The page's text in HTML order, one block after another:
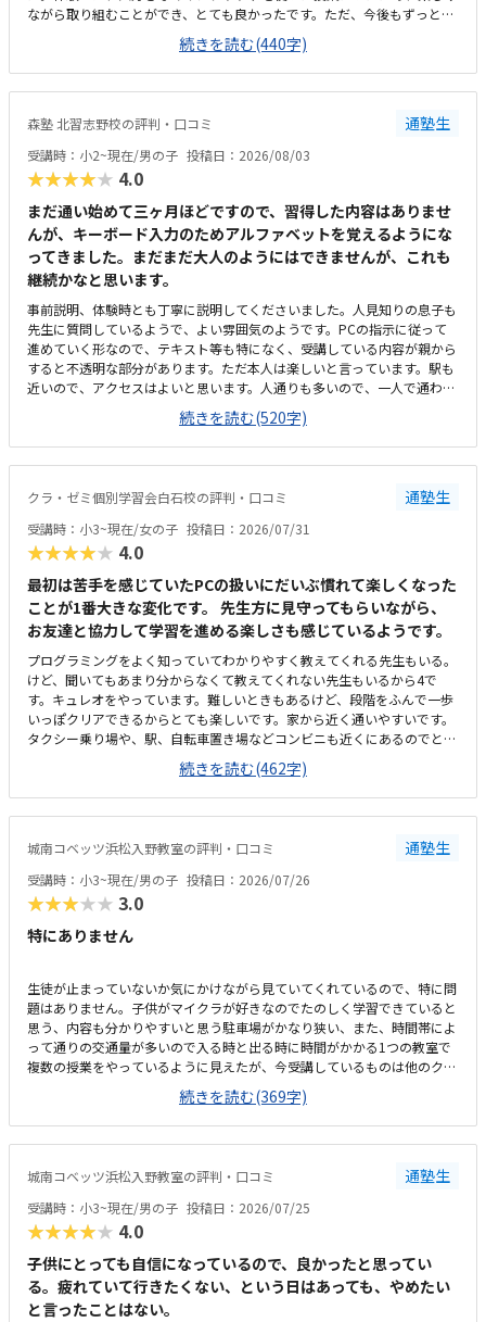
ながら取り組むことができ、とても良かったです。ただ、今後もずっとマ
インクラフトを使った内容ではないと伺ったので、その後も興味を持って
取り組めるかどうかは少し気になる点でした。教室は自宅から15分ほどの
距離にあり、通いやすいと感じました。また、駐車場もあるため、送り迎
えもしやすく、安心して通わせられる環境だと思いました。教室は一人ひ
分散しにくい工夫がされており、集中しやすい雰囲気だと感じました。月
4回（1回50分）で約12,000円という料金は、我が家にとってはやや高く
感じますが、プログラミング教室の相場を考えると、妥当な金額なのかな
と思いました。
続きを読む(440字)
森塾 北習志野校の評判・口コミ 通塾生
受講時：小2~現在/男の子 投稿日：2026/08/03
★★★★★ 4.0
まだ通い始めて三ヶ月ほどですので、習得した内容はありませ
んが、キーボード入力のためアルファベットを覚えるようにな
ってきました。まだまだ大人のようにはできませんが、これも
継続かなと思います。
事前説明、体験時とも丁寧に説明してくださいました。人見知りの息子も
先生に質問しているようで、よい雰囲気のようです。PCの指示に従って
進めていく形なので、テキスト等も特になく、受講している内容が親から
すると不透明な部分があります。ただ本人は楽しいと言っています。駅も
近いので、アクセスはよいと思います。人通りも多いので、一人で通わせ
てもそんなに問題ないかと思います。ただビルが少し古いので、子供から
すると怖いかもしれません。高校受験を主とする塾なので、小2の息子か
らすると静かかなと思います。ただそのぶん騒がずいるようなので、雰囲
気は悪くないと思います。プログラミングで一万円は安いと思います。た
体験のとき、PCの不具合でスタートが遅くなり、所定の時間よりも受講
時間が短くなってしまったことがありました。その際お電話いただき、少
し延長してもいいですかとご相談いただきました。時間がきたら終わり、
とせずにご対応いただけたのでうれしかったです。今のところ特にありま
せんが、授業内容が不透明なので習熟度がわからないところでしょうか。
ただ本人は楽しそうに通っています。特にありません。
続きを読む(520字)
クラ・ゼミ個別学習会白石校の評判・口コミ 通塾生
受講時：小3~現在/女の子 投稿日：2026/07/31
★★★★★ 4.0
最初は苦手を感じていたPCの扱いにだいぶ慣れて楽しくなった
ことが1番大きな変化です。 先生方に見守ってもらいながら、
お友達と協力して学習を進める楽しさも感じているようです。
プログラミングをよく知っていてわかりやすく教えてくれる先生もいる。
けど、聞いてもあまり分からなくて教えてくれない先生もいるから4で
す。キュレオをやっています。難しいときもあるけど、段階をふんで一歩
いっぽクリアできるからとても楽しいです。家から近く通いやすいです。
タクシー乗り場や、駅、自転車置き場などコンビニも近くにあるのでとて
も便利です。部屋はスッキリしていてきれいで勉強しやすいです。前に仕
切りもあるから集中できる。温度も聞いて調整してくれるから、過ごしや
すいです。教えてもらう時とそうでない時がある様子なので、あまり教え
てもらわない場合には料金的には高いと感じます。先生方がやさしくて和
きるので、喜んで通っています。トイレが教室から見えない離れた場所に
あり、クラゼミやビル関係以外の方も(屋外からも自由に入れる)使えるの
で、ひとりでトイレに行かせるのがかなり心配です。学校と違って急かさ
れることなくじっくり考えながら学習できるのが嬉しいと言っています。
続きを読む(462字)
城南コベッツ浜松入野教室の評判・口コミ 通塾生
受講時：小3~現在/男の子 投稿日：2026/07/26
★★★★★ 3.0
特にありません
生徒が止まっていないか気にかけながら見ていてくれているので、特に問
題はありません。子供がマイクラが好きなのでたのしく学習できていると
思う、内容も分かりやすいと思う駐車場がかなり狭い、また、時間帯によ
って通りの交通量が多いので入る時と出る時に時間がかかる1つの教室で
複数の授業をやっているように見えたが、今受講しているものは他のクラ
スとかぶっていないので気にはしていないこのくらいの金額はかかるもの
だと思う、特に不満はないです。回数も週一回で特に不満は無いです。静
かな雰囲気で学習できるのはよい、先生も生徒がつまづいていないか気に
かけながらされているので問題ないです部屋が1つしかなく、他の授業と
ありません
続きを読む(369字)
城南コベッツ浜松入野教室の評判・口コミ 通塾生
受講時：小3~現在/男の子 投稿日：2026/07/25
★★★★★ 4.0
子供にとっても自信になっているので、良かったと思ってい
る。疲れていて行きたくない、という日はあっても、やめたい
と言ったことはない。